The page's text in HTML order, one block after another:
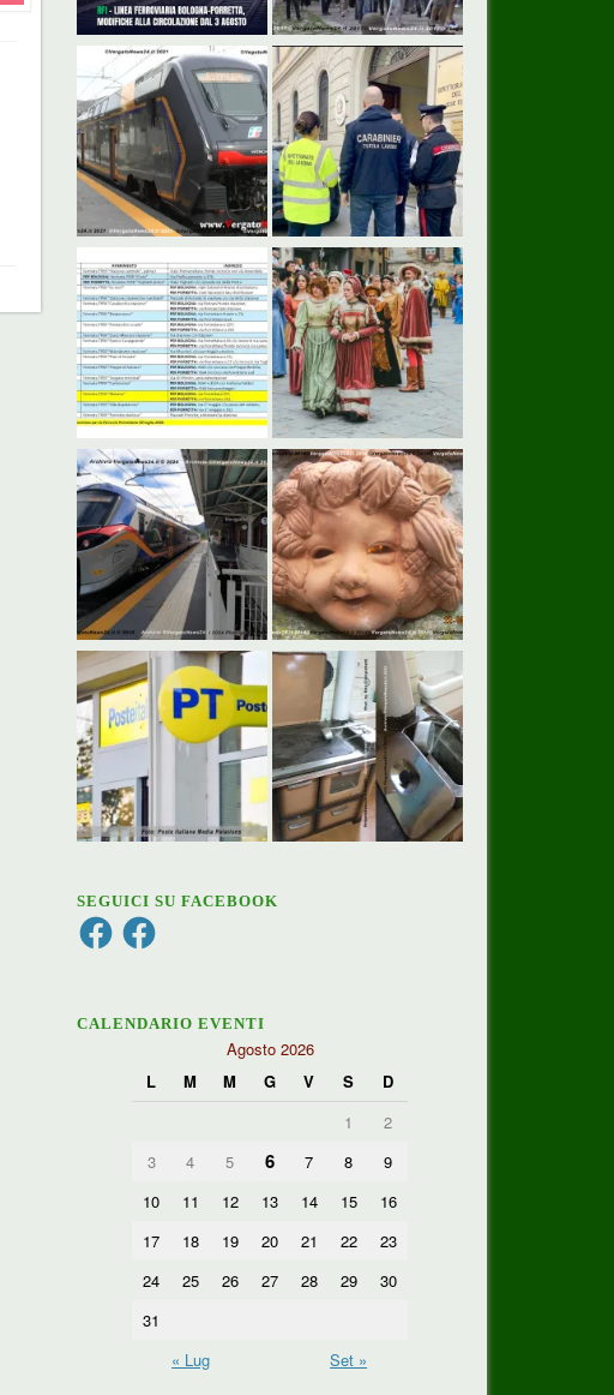
SEGUICI SU FACEBOOK
FacebookFacebook
CALENDARIO EVENTI
Agosto 2026
L
M M G V S
D
1
2
3
4 5 6 7 8
9
10
11 12 13 14 15
16
17
18 19 20 21 22
23
24
25 26 27 28 29
30
31
« Lug
Set »